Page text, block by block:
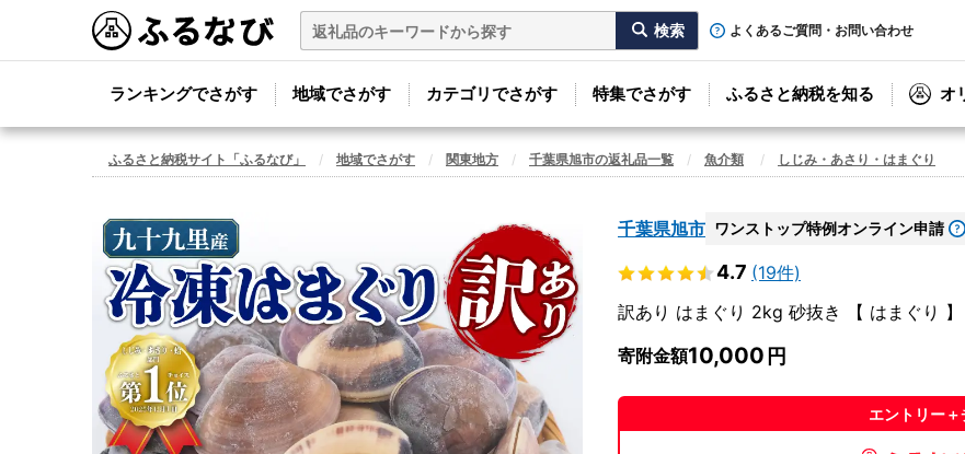
よくあるご質問・お問い合わせ
ランキングでさがす 地域でさがす カテゴリでさがす 特集でさがす ふるさと納税を知る オ
ふるさと納税サイト「ふるなび」 地域でさがす 関東地方 千葉県旭市の返礼品一覧 魚介類 しじみ・あさり・はまぐり
千葉県旭市 ワンストップ特例オンライン申請
4.7 (19件)
訳あり はまぐり 2kg 砂抜き 【 はまぐり 】
寄附金額10,000
エントリー＋